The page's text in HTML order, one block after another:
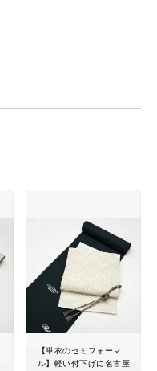
【単衣のセミフォーマ
ル】軽い付下げに名古屋